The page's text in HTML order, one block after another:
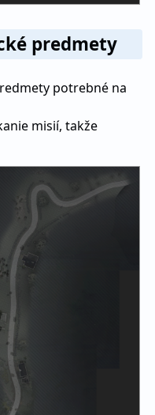
predmety
potrebné na
misií, takže